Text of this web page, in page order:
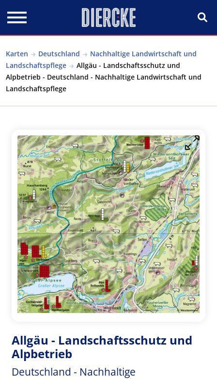
Karten Deutschland
Nachhaltige Landwirtschaft und
Landschaftspflege
Allgäu - Landschaftsschutz und
Alpbetrieb - Deutschland - Nachhaltige Landwirtschaft und
Landschaftspflege
Allgäu - Landschaftsschutz und
Alpbetrieb
Deutschland - Nachhaltige